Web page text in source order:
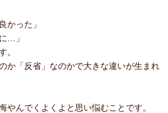
かった」
…」
。
か「反省」なのかで大きな違いが生まれ
やんでくよくよと思い悩むことです。